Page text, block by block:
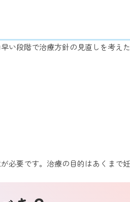
い段階で治療方針の見直しを考え
必要です。治療の目的はあくまで